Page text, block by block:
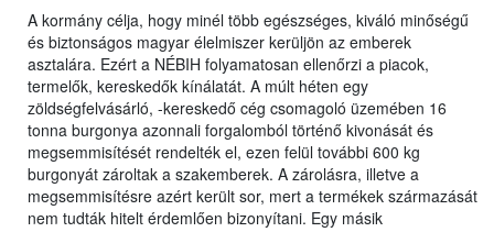
A kormány célja, hogy minél több egészséges, kiváló minőségű
és biztonságos magyar élelmiszer kerüljön az emberek
asztalára. Ezért a NÉBIH folyamatosan ellenőrzi a piacok,
termelők, kereskedők kínálatát. A múlt héten egy
zöldségfelvásárló, -kereskedő cég csomagoló üzemében 16
tonna burgonya azonnali forgalomból történő kivonását és
megsemmisítését rendelték el, ezen felül további 600 kg
burgonyát zároltak a szakemberek. A zárolásra, illetve a
megsemmisítésre azért került sor, mert a termékek származását
nem tudták hitelt érdemlően bizonyítani. Egy másik